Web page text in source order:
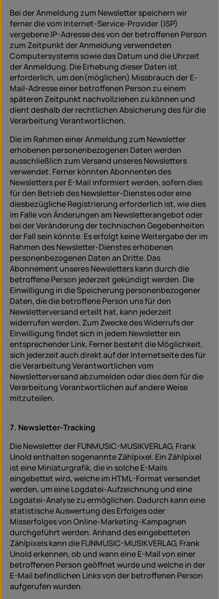
Bei der Anmeldung zum Newsletter speichern wir
ferner die vom Internet-Service-Provider (ISP)
vergebene IP-Adresse des von der betroffenen Person
zum Zeitpunkt der Anmeldung verwendeten
Computersystems sowie das Datum und die Uhrzeit
der Anmeldung. Die Erhebung dieser Daten ist
erforderlich, um den(möglichen) Missbrauch der E-
Mail-Adresse einer betroffenen Person zu einem
späteren Zeitpunkt nachvollziehen zu können und
dient deshalb der rechtlichen Absicherung des für die
Verarbeitung Verantwortlichen.
Die im Rahmen einer Anmeldung zum Newsletter
erhobenen personenbezogenen Daten werden
ausschließlich zum Versand unseres Newsletters
verwendet. Ferner könnten Abonnenten des
Newsletters per E-Mail informiert werden, sofern dies
für den Betrieb des Newsletter-Dienstes oder eine
diesbezügliche Registrierung erforderlich ist, wie dies
im Falle von Änderungen am Newsletterangebot oder
bei der Veränderung der technischen Gegebenheiten
der Fall sein könnte. Es erfolgt keine Weitergabe der im
Rahmen des Newsletter-Dienstes erhobenen
personenbezogenen Daten an Dritte. Das
Abonnement unseres Newsletters kann durch die
betroffene Person jederzeit gekündigt werden. Die
Einwilligung in die Speicherung personenbezogener
Daten, die die betroffene Person uns für den
Newsletterversand erteilt hat, kann jederzeit
widerrufen werden. Zum Zwecke des Widerrufs der
Einwilligung findet sich in jedem Newsletter ein
entsprechender Link. Ferner besteht die Möglichkeit,
sich jederzeit auch direkt auf der Internetseite des für
die Verarbeitung Verantwortlichen vom
Newsletterversand abzumelden oder dies dem für die
Verarbeitung Verantwortlichen auf andere Weise
mitzuteilen.
7. Newsletter-Tracking
Die Newsletter der FUNMUSIC-MUSIKVERLAG, Frank
Unold enthalten sogenannte Zählpixel. Ein Zählpixel
ist eine Miniaturgrafik, die in solche E-Mails
eingebettet wird, welche im HTML-Format versendet
werden, um eine Logdatei-Aufzeichnung und eine
Logdatei-Analyse zu ermöglichen. Dadurch kann eine
statistische Auswertung des Erfolges oder
Misserfolges von Online-Marketing-Kampagnen
durchgeführt werden. Anhand des eingebetteten
Zählpixels kann die FUNMUSIC-MUSIKVERLAG, Frank
Unold erkennen, ob und wann eine E-Mail von einer
betroffenen Person geöffnet wurde und welche in der
E-Mail befindlichen Links von der betroffenen Person
aufgerufen wurden.